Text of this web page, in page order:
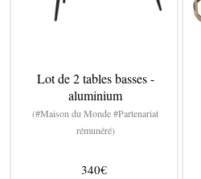
Lot de 2 tables basses -
aluminium
(#Maison du Monde #Partenariat
rémunéré)
340€